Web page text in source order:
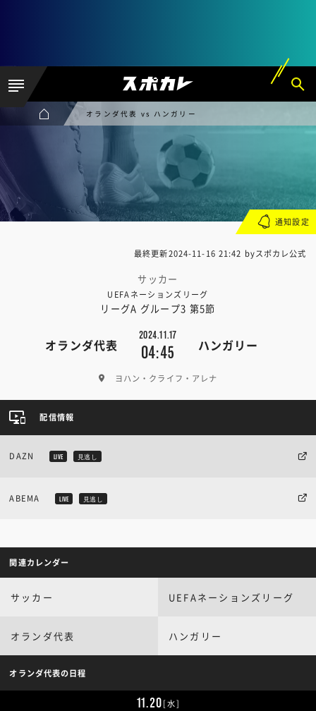
オランダ代表 vs ハンガリー
最終更新2024-11-16 21:42 byスポカレ公式
サッカー
UEFAネーションズリーグ
リーグA グループ3 第5節
オランダ代表
2024.11.17
04:45 ハンガリー
ヨハン・クライフ・アレナ
通知設定
配信情報
DAZN LIVE 見逃し
ABEMA LIVE 見逃し
関連カレンダー
サッカー UEFAネーションズリーグ
オランダ代表 ハンガリー
オランダ代表の日程
11.20[水]